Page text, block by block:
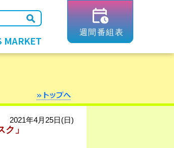
MARKET
2021年4月25日(日)
」